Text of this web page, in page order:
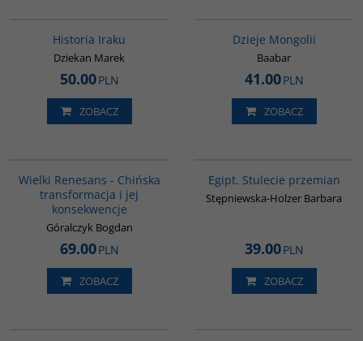
Historia Iraku
Dziekan Marek
50.00PLN
ZOBACZ
Dzieje Mongolii
Baabar
41.00PLN
ZOBACZ
Wielki Renesans - Chińska
transformacja i jej
konsekwencje
Góralczyk Bogdan
69.00PLN
ZOBACZ
Egipt. Stulecie przemian
Stępniewska-Holzer Barbara
39.00PLN
ZOBACZ